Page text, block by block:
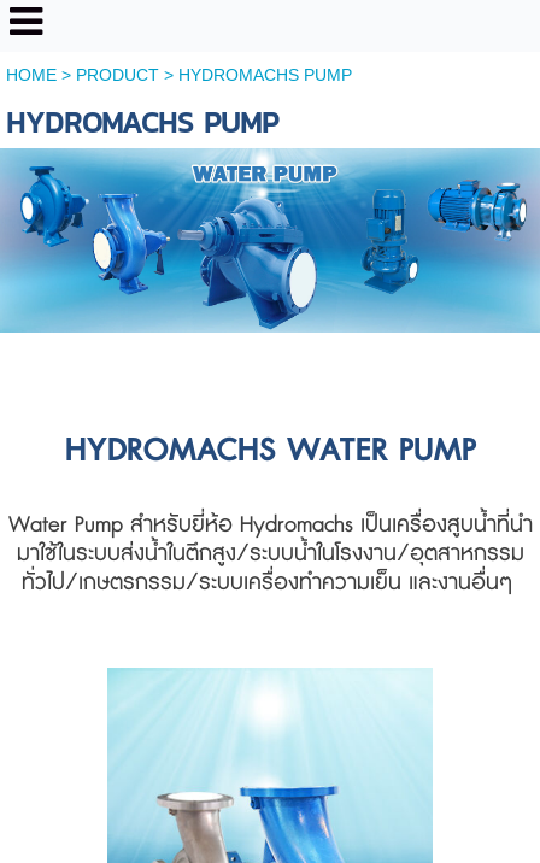
HOME> PRODUCT> HYDROMACHS PUMP
HYDROMACHS PUMP
HYDROMACHS WATER PUMP
Water Pump สำหรับยี่ห้อ Hydromachs เป็นเครื่องสูบน้ำที่นำ
มาใช้ในระบบส่งน้ำในตึกสูง/ระบบน้ำในโรงงาน/อุตสาหกรรม
ทั่วไป/เกษตรกรรม/ระบบเครื่องทำความเย็น และงานอื่นๆ